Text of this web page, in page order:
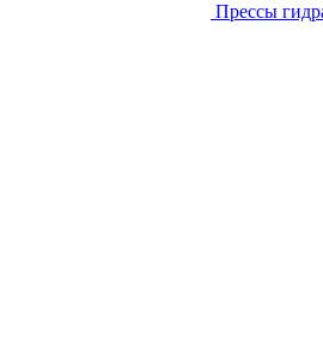
Прессы